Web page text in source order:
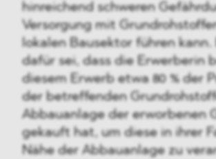
hinreichend schweren
Versorgung mit
lokalen Bausektor führen kann.
dafür sei, dass die Erwerberin
diesem Erwerb etwa 80 % der
der betreffenden
Abbauanlage der erworbenen
gekauft hat, um diese in ihrer
Nähe der Abbauanlage zu